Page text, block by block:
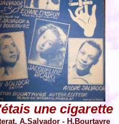
une cigarette
A.Salvador - H.Bourtayre